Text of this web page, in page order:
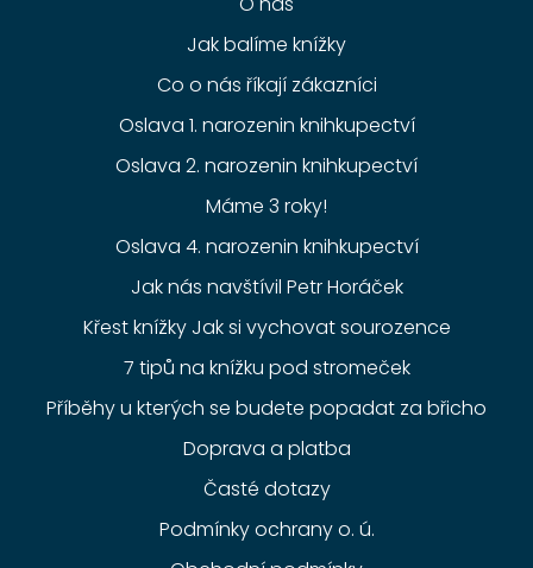
Jak balíme knížky
Co o nás říkají zákazníci
Oslava 1. narozenin knihkupectví
Oslava 2. narozenin knihkupectví
Máme 3 roky!
Oslava 4. narozenin knihkupectví
Jak nás navštívil Petr Horáček
Křest knížky Jak si vychovat sourozence
7 tipů na knížku pod stromeček
Příběhy u kterých se budete popadat za břicho
Doprava a platba
Časté dotazy
Podmínky ochrany o. ú.